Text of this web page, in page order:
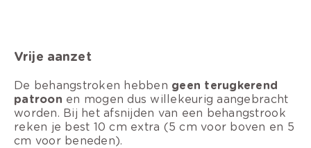
Vrije aanzet
De behangstroken hebben geen terugkerend
patroon en mogen dus willekeurig aangebracht
worden. Bij het afsnijden van een behangstrook
reken je best 10 cm extra (5 cm voor boven en 5
cm voor beneden).